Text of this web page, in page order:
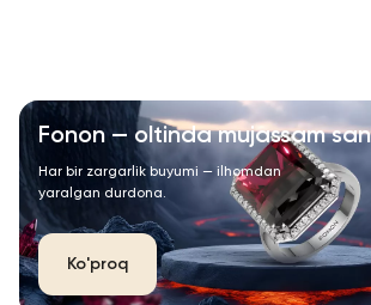
Fonon — oltinda mujassam
Har bir zargarlik buyumi — ilhomdan
yaralgan durdona.
Ko'proq